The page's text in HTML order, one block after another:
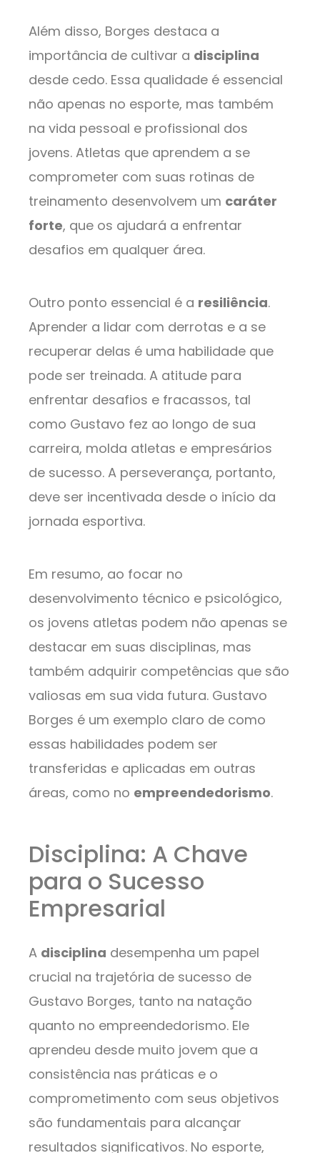
Além disso, Borges destaca a
importância de cultivar a disciplina
desde cedo. Essa qualidade é essencial
não apenas no esporte, mas também
na vida pessoal e profissional dos
jovens. Atletas que aprendem a se
comprometer com suas rotinas de
treinamento desenvolvem um caráter
forte, que os ajudará a enfrentar
desafios em qualquer área.
Outro ponto essencial é a resiliência.
Aprender a lidar com derrotas e a se
recuperar delas é uma habilidade que
pode ser treinada. A atitude para
enfrentar desafios e fracassos, tal
como Gustavo fez ao longo de sua
carreira, molda atletas e empresários
de sucesso. A perseverança, portanto,
deve ser incentivada desde o início da
jornada esportiva.
Em resumo, ao focar no
desenvolvimento técnico e psicológico,
os jovens atletas podem não apenas se
destacar em suas disciplinas, mas
também adquirir competências que são
valiosas em sua vida futura. Gustavo
Borges é um exemplo claro de como
essas habilidades podem ser
transferidas e aplicadas em outras
áreas, como no empreendedorismo.
Disciplina: A Chave
para o Sucesso
Empresarial
A disciplina desempenha um papel
crucial na trajetória de sucesso de
Gustavo Borges, tanto na natação
quanto no empreendedorismo. Ele
aprendeu desde muito jovem que a
consistência nas práticas e o
comprometimento com seus objetivos
são fundamentais para alcançar
resultados significativos. No esporte,